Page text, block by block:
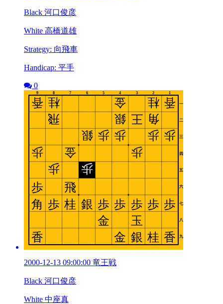
Black 河口俊彦
White 高橋道雄
Strategy: 向飛車
Handicap: 平手
0
2000-12-13 09:00:00 竜王戦
Black 河口俊彦
White 中座真